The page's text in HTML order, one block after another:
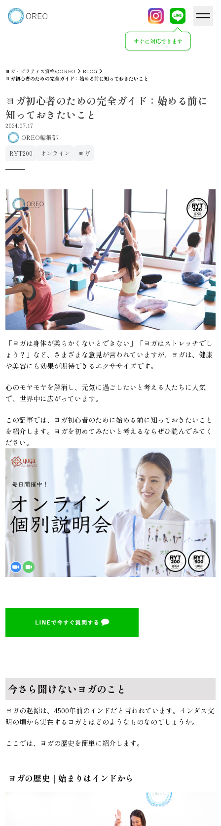
すぐに対応できます
ヨガ・ピラティス資格のOREO
BLOG
ヨガ初心者のための完全ガイド：始める前に知っておきたいこと
ヨガ初心者のための完全ガイド：始める前に
知っておきたいこと
2024.07.17
OREO編集部
RYT200
オンライン ヨガ
「ヨガは身体が柔らかくないとできない」「ヨガはストレッチでし
ょう？」など、さまざまな意見が言われていますが、ヨガは、健康
や美容にも効果が期待できるエクササイズです。
心のモヤモヤを解消し、元気に過ごしたいと考える人たちに人気
で、世界中に広がっています。
この記事では、ヨガ初心者のために始める前に知っておきたいこと
を紹介します。ヨガを初めてみたいと考えるならぜひ読んでみてく
ださい。
今さら聞けないヨガのこと
ヨガの起源は、4500年前のインドだと言われています。インダス文
明の頃から実在するヨガとはどのようなものなのでしょうか。
ここでは、ヨガの歴史を簡単に紹介します。
ヨガの歴史｜始まりはインドから